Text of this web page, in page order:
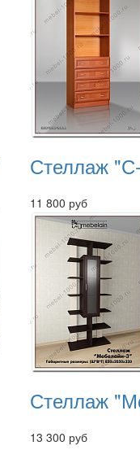
Стеллаж
11 800 руб
Стеллаж
13 300 руб